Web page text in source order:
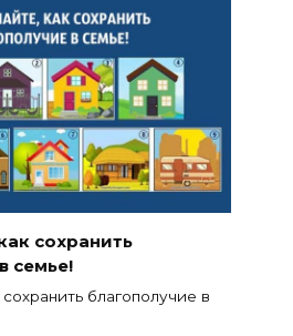
сохранить
семье!
благополучие в